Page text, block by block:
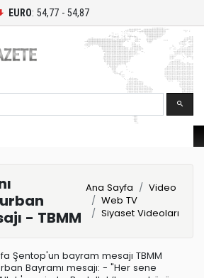
EURO: 54,77 - 54,87
- TBMM
Ana Sayfa
Video
Web TV
Siyaset Videoları
Şentop'un bayram mesajı TBMM
Bayramı mesajı: - "Her sene